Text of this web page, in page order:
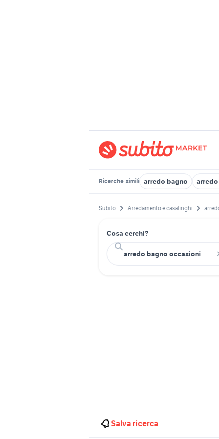
Ricerche simili arredo bagno
Subito Arredamento e casalinghi
Cosa cerchi?
Salva ricerca